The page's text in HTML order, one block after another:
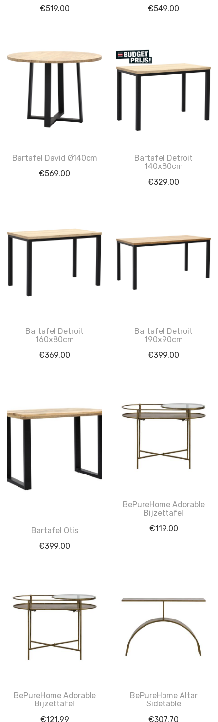
€519.00
€549.00
Bartafel David Ø140cm
€569.00
Bartafel Detroit
140x80cm
€329.00
Bartafel Detroit
160x80cm
€369.00
Bartafel Detroit
190x90cm
€399.00
Bartafel Otis
€399.00
BePureHome Adorable
Bijzettafel
€119.00
BePureHome Adorable
Bijzettafel
€121.99
BePureHome Altar
Sidetable
€307.70